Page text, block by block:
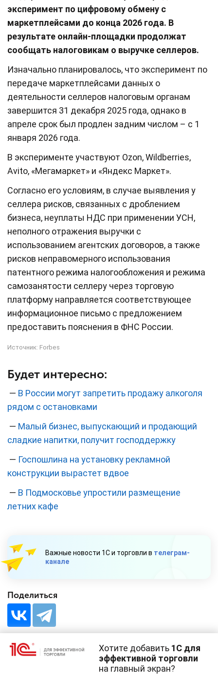
эксперимент по цифровому обмену с
маркетплейсами до конца 2026 года. В
результате онлайн-площадки продолжат
сообщать налоговикам о выручке селлеров.
Изначально планировалось, что эксперимент по
передаче маркетплейсами данных о
деятельности селлеров налоговым органам
завершится 31 декабря 2025 года, однако в
апреле срок был продлен задним числом – с 1
января 2026 года.
В эксперименте участвуют Ozon, Wildberries,
Avito, «Мегамаркет» и «Яндекс Маркет».
Согласно его условиям, в случае выявления у
селлера рисков, связанных с дроблением
бизнеса, неуплаты НДС при применении УСН,
неполного отражения выручки с
использованием агентских договоров, а также
рисков неправомерного использования
патентного режима налогообложения и режима
самозанятости селлеру через торговую
платформу направляется соответствующее
информационное письмо с предложением
предоставить пояснения в ФНС России.
Источник: Forbes
Будет интересно:
— В России могут запретить продажу алкоголя
рядом с остановками
— Малый бизнес, выпускающий и продающий
сладкие напитки, получит господдержку
— Госпошлина на установку рекламной
конструкции вырастет вдвое
— В Подмосковье упростили размещение
летних кафе
Важные новости 1С и торговли в телеграм-
канале
Поделиться
cookie-файлы (файлы с данными о прошлых
Хотите добавить 1С для
эффективной торговли
на главный экран?